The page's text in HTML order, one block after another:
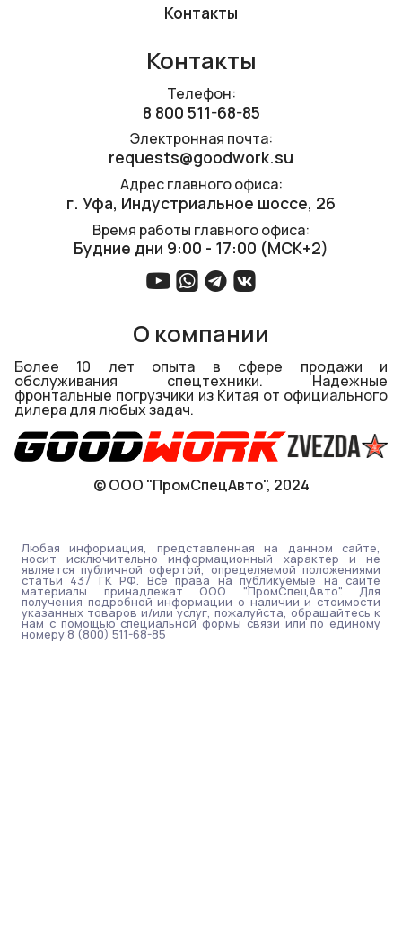
Контакты
Телефон:
8 800 511-68-85
Электронная почта:
requests@goodwork.su
Адрес главного офиса:
г. Уфа, ​Индустриальное шоссе, 26
Время работы главного офиса:
Будние дни 9:00 - 17:00 (МСК+2)
Контакты
О компании
Более 10 лет опыта в сфере продажи и
обслуживания спецтехники. Надежные
фронтальные погрузчики из Китая от официального
дилера для любых задач.
© ООО "ПромСпецАвто", 2024
Любая информация, представленная на данном сайте,
носит исключительно информационный характер и не
является публичной офертой, определяемой положениями
статьи 437 ГК РФ. Все права на публикуемые на сайте
материалы принадлежат ООО "ПромСпецАвто". Для
получения подробной информации о наличии и стоимости
указанных товаров и/или услуг, пожалуйста, обращайтесь к
нам с помощью специальной формы связи или по единому
номеру 8 (800) 511-68-85